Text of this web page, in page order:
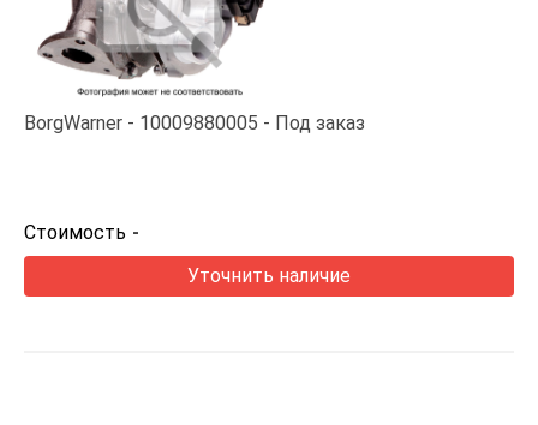
BorgWarner 10009880005 Под заказ
Стоимость -
Уточнить наличие